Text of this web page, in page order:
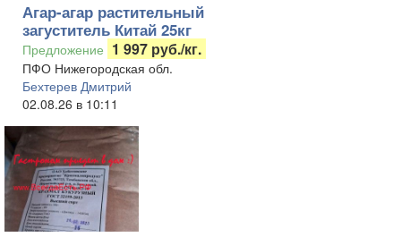
Агар-агар растительный
загуститель Китай 25кг
Предложение 1 997 руб./кг.
ПФО Нижегородская обл.
Бехтерев Дмитрий
02.08.26 в 10:11